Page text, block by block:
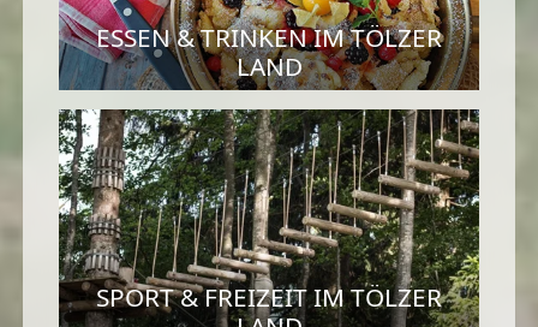
ESSEN & TRINKEN IM TÖLZER
LAND
SPORT & FREIZEIT IM TÖLZER